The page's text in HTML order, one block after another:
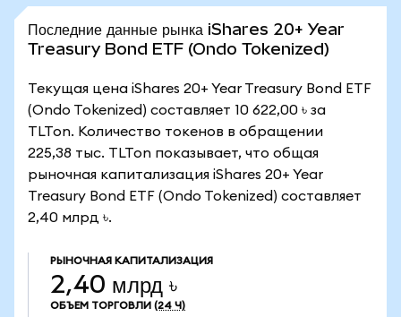
Последние данные рынка iShares 20+ Year
Treasury Bond ETF (Ondo Tokenized)
Текущая цена iShares 20+ Year Treasury Bond ETF
(Ondo Tokenized) составляет 10 622,00 ৳ за
TLTon. Количество токенов в обращении
225,38 тыс. TLTon показывает, что общая
рыночная капитализация iShares 20+ Year
Treasury Bond ETF (Ondo Tokenized) составляет
2,40 млрд ৳.
РЫНОЧНАЯ КАПИТАЛИЗАЦИЯ
2,40 млрд ৳
ОБЪЕМ ТОРГОВЛИ (24 Ч)